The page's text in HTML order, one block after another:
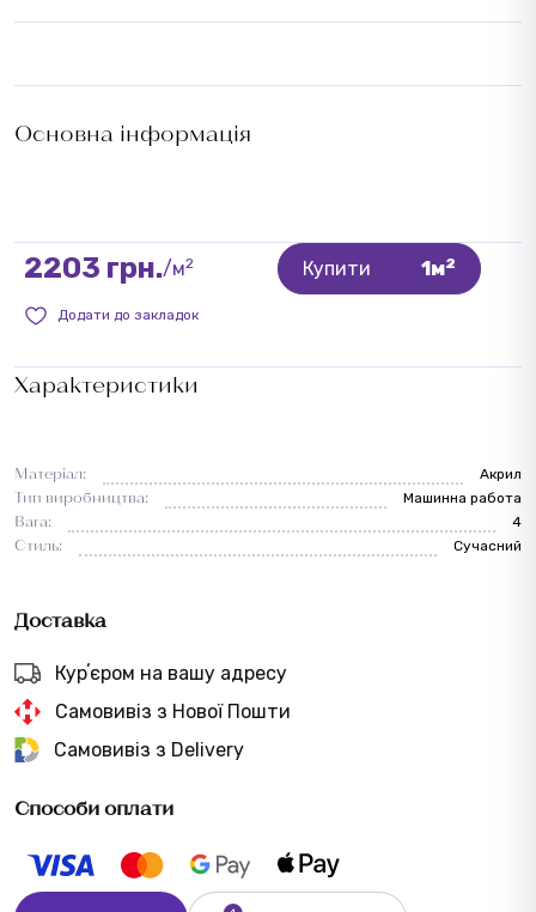
Основна інформація
Характеристики
Матеріал:
Акрил
Тип виробництва:
Машинна работа
Вага:
4
Стиль:
Сучасний
Доставка
Курʼєром на вашу адресу
Самовивіз з Нової Пошти
Самовивіз з Delivery
Способи оплати
2203 грн./м2 Купити 1м2
Додати до закладок